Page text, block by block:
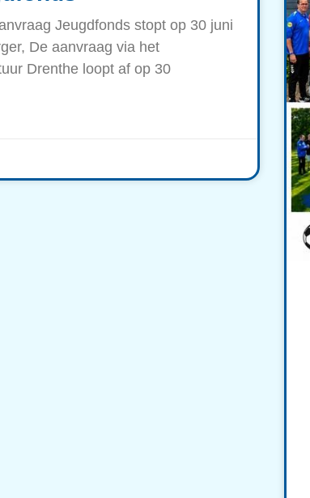
Jeugdfonds stopt op 30 juni
De aanvraag via het
Drenthe loopt af op 30